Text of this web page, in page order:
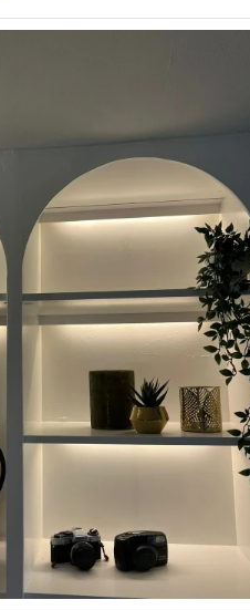
IP20
IKEA Tradfri
Osram Lightify
Tuya Smart Life*
Amazon Alexa
Google Assistant
23,5x48x89 mm